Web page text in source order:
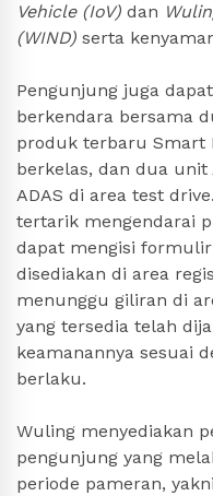
Vehicle (IoV) dan
(WIND) serta
Pengunjung juga
berkendara bersama
produk terbaru Smart
berkelas, dan dua unit
ADAS di area test
tertarik mengendarai
dapat mengisi
disediakan di area
menunggu giliran di
yang tersedia telah
keamanannya sesuai
berlaku.
Wuling menyediakan
pengunjung yang
periode pameran,